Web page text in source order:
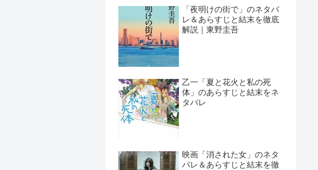
「夜明けの街で」のネタバ
レ＆あらすじと結末を徹底
解説｜東野圭吾
乙一「夏と花火と私の死
体」のあらすじと結末をネ
タバレ
映画「消された女」のネタ
バレ＆あらすじと結末を徹